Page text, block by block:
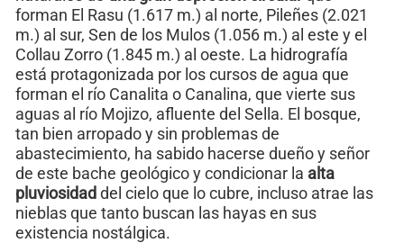
forman El Rasu (1.617 m.) al norte, Pileñes (2.021
m.) al sur, Sen de los Mulos (1.056 m.) al este y el
Collau Zorro (1.845 m.) al oeste. La hidrografía
está protagonizada por los cursos de agua que
forman el río Canalita o Canalina, que vierte sus
aguas al río Mojizo, afluente del Sella. El bosque,
tan bien arropado y sin problemas de
abastecimiento, ha sabido hacerse dueño y señor
de este bache geológico y condicionar la alta
pluviosidaddel cielo que lo cubre, incluso atrae las
nieblas que tanto buscan las hayas en sus
existencia nostálgica.